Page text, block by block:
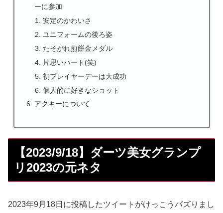
ーに参加
安定のかわいさ
ユニフォームの後ろ姿
たそがれ煎餅金メダル
片思いハート(笑)
初プレイヤーデーは大成功
個人的に好きなショット
アクキーについて
【2023/9/18】ダーツ美女グランプ
リ2023の元ネタ
2023年9月18日に投稿したツイートがけっこうバズりまし